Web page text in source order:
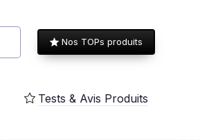
Nos TOPs produits
Tests & Avis Produits